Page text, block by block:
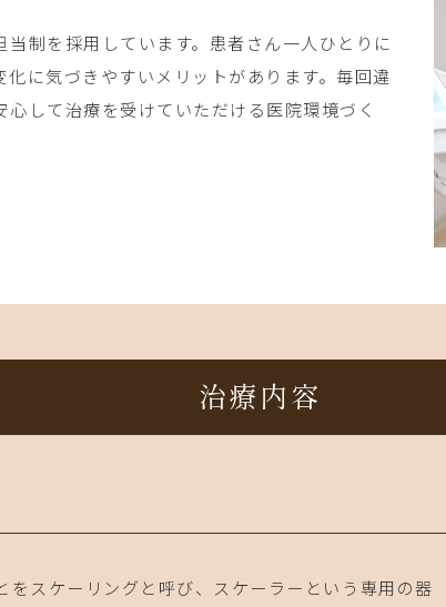
制を採用しています。患者さん一人ひとりに
に気づきやすいメリットがあります。毎回違
して治療を受けていただける医院環境づく
治療内容
スケーリングと呼び、スケーラーという専用の器